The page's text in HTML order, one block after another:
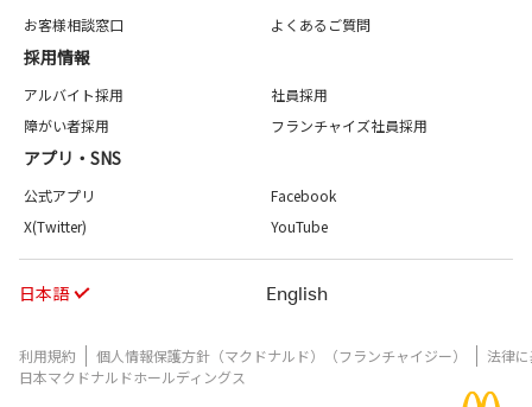
お客様相談窓口 よくあるご質問
採用情報
アルバイト採用
社員採用
障がい者採用
フランチャイズ社員採用
アプリ・SNS
公式アプリ
Facebook
X(Twitter)
YouTube
日本語 English
利用規約 個人情報保護方針（マクドナルド）（フランチャイジー）
法律
日本マクドナルドホールディングス